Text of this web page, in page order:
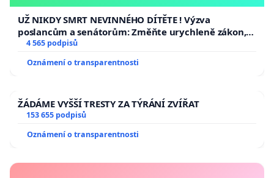
UŽ NIKDY SMRT NEVINNÉHO DÍTĚTE ! Výzva
poslancům a senátorům: Změňte urychleně zákon,
aby se tragédie malé Viktorky už nemohla opakovat!
4 565 podpisů
Oznámení o transparentnosti
ŽÁDÁME VYŠŠÍ TRESTY ZA TÝRÁNÍ ZVÍŘAT
153 655 podpisů
Oznámení o transparentnosti